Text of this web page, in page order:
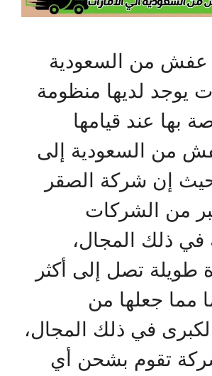
من السعودية
يوجد لديها منظومة
بها عند قيامها
من السعودية إلى
حيث إن شركة الصقر
من الشركات
ذلك المجال،
طويلة تصل إلى أكثر
عاما مما جعلها من
في ذلك المجال،
تقوم بشحن أي